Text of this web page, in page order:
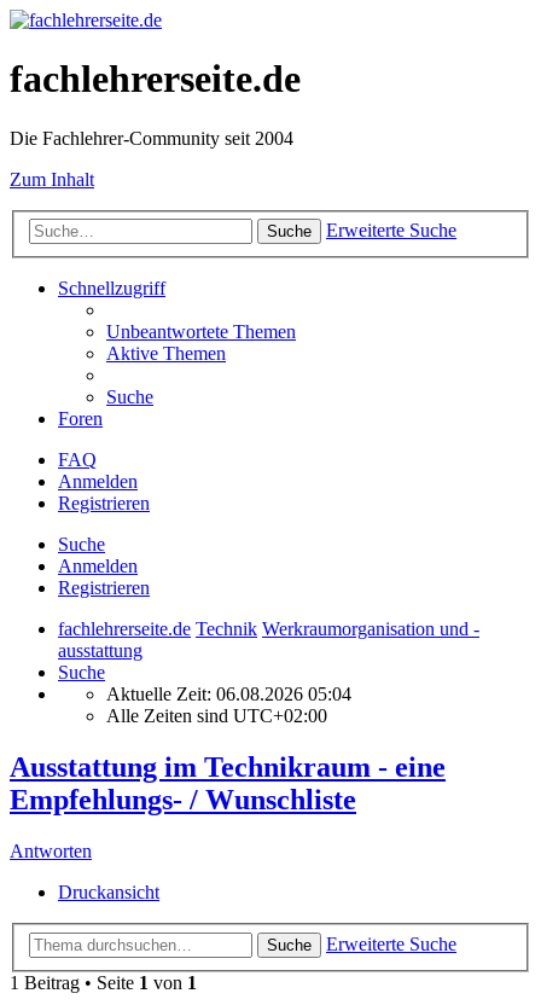
fachlehrerseite.de
Die Fachlehrer-Community seit 2004
Zum Inhalt
Suche Erweiterte Suche
Schnellzugriff
Unbeantwortete Themen
Aktive Themen
Suche
Foren
FAQ
Anmelden
Registrieren
Suche
Anmelden
Registrieren
fachlehrerseite.de Technik Werkraumorganisation und -
ausstattung
Suche
Aktuelle Zeit: 06.08.2026 05:04
Alle Zeiten sind UTC+02:00
Ausstattung im Technikraum - eine
Empfehlungs- / Wunschliste
Antworten
Druckansicht
Suche
Erweiterte Suche
1 Beitrag • Seite 1 von 1